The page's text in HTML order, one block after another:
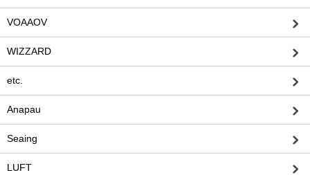
VOAAOV
WIZZARD
etc.
Anapau
Seaing
LUFT